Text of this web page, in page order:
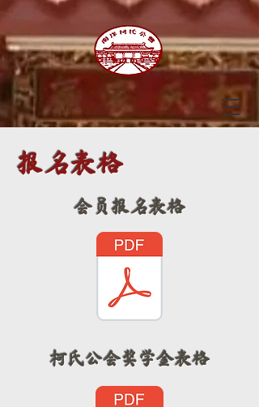
​报名表格
会员报名表格
柯氏公会奖学金表格